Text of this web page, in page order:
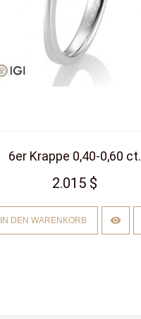
6er Krappe 0,40-0,60 ct.
2.015 $
IN DEN WARENKORB